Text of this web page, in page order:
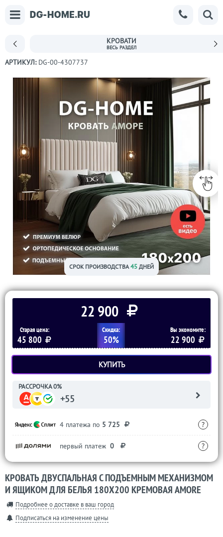
КРОВАТИ
АРТИКУЛ: DG-00-4307737
СРОК ПРОИЗВОДСТВА45 ДНЕЙ
22 900
Старая цена:
45 800
Скидка:
50%
Вы экономите:
22 900
КУПИТЬ
РАССРОЧКА 0%
+55
4 платежа по 5 725 ?
первый платеж 0 ?
КРОВАТЬ ДВУСПАЛЬНАЯ С ПОДЪЕМНЫМ МЕХАНИЗМОМ
И ЯЩИКОМ ДЛЯ БЕЛЬЯ 180Х200 КРЕМОВАЯ AMORE
Подробнее о доставке в ваш город
Подписаться на изменение цены